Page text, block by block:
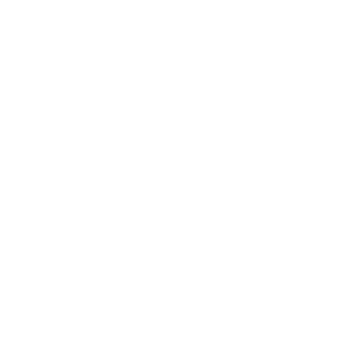
vousky pomáhají
kočka vejde do
→